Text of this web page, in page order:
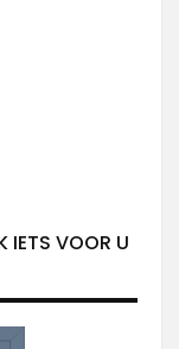
IETS VOOR U